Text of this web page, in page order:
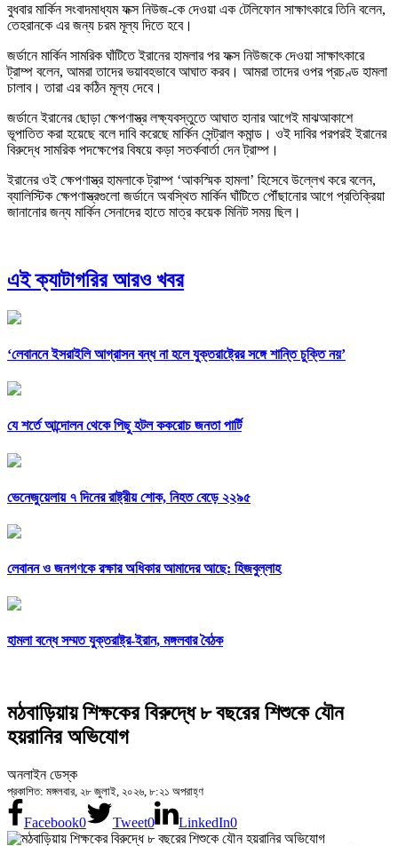
বুধবার মার্কিন সংবাদমাধ্যম ফক্স নিউজ-কে দেওয়া এক টেলিফোন সাক্ষাৎকারে তিনি বলেন,
তেহরানকে এর জন্য চরম মূল্য দিতে হবে।
জর্ডানে মার্কিন সামরিক ঘাঁটিতে ইরানের হামলার পর ফক্স নিউজকে দেওয়া সাক্ষাৎকারে
ট্রাম্প বলেন, আমরা তাদের ভয়াবহভাবে আঘাত করব। আমরা তাদের ওপর প্রচণ্ড হামলা
চালাব। তারা এর কঠিন মূল্য দেবে।
জর্ডানে ইরানের ছোড়া ক্ষেপণাস্ত্র লক্ষ্যবস্তুতে আঘাত হানার আগেই মাঝআকাশে
ভূপাতিত করা হয়েছে বলে দাবি করেছে মার্কিন সেন্ট্রাল কমান্ড। ওই দাবির পরপরই ইরানের
বিরুদ্ধে সামরিক পদক্ষেপের বিষয়ে কড়া সতর্কবার্তা দেন ট্রাম্প।
ইরানের ওই ক্ষেপণাস্ত্র হামলাকে ট্রাম্প ‘আকস্মিক হামলা’ হিসেবে উল্লেখ করে বলেন,
ব্যালিস্টিক ক্ষেপণাস্ত্রগুলো জর্ডানে অবস্থিত মার্কিন ঘাঁটিতে পৌঁছানোর আগে প্রতিক্রিয়া
জানানোর জন্য মার্কিন সেনাদের হাতে মাত্র কয়েক মিনিট সময় ছিল।
এই ক্যাটাগরির আরও খবর
‘লেবাননে ইসরাইলি আগ্রাসন বন্ধ না হলে যুক্তরাষ্ট্রের সঙ্গে শান্তি চুক্তি নয়’
যে শর্তে আন্দোলন থেকে পিছু হটল ককরোচ জনতা পার্টি
ভেনেজুয়েলায় ৭ দিনের রাষ্ট্রীয় শোক, নিহত বেড়ে ২২৯৫
লেবানন ও জনগণকে রক্ষার অধিকার আমাদের আছে: হিজবুল্লাহ
হামলা বন্ধে সম্মত যুক্তরাষ্ট্র-ইরান, মঙ্গলবার বৈঠক
মঠবাড়িয়ায় শিক্ষকের বিরুদ্ধে ৮ বছরের শিশুকে যৌন
হয়রানির অভিযোগ
অনলাইন ডেস্ক
প্রকাশিত: মঙ্গলবার, ২৮ জুলাই, ২০২৬, ৮:২১ অপরাহ্ণ
Facebook0 Tweet0 LinkedIn0